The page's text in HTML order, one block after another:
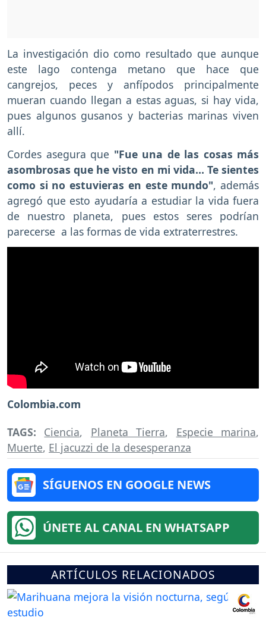
La investigación dio como resultado que aunque
este lago contenga metano que hace que
cangrejos, peces y anfípodos principalmente
mueran cuando llegan a estas aguas, si hay vida,
pues algunos gusanos y bacterias marinas viven
allí.
Cordes asegura que "Fue una de las cosas más
asombrosas que he visto en mi vida… Te sientes
como si no estuvieras en este mundo", además
agregó que esto ayudaría a estudiar la vida fuera
de nuestro planeta, pues estos seres podrían
parecerse a las formas de vida extraterrestres.
Colombia.com
TAGS: Ciencia, Planeta Tierra, Especie marina,
Muerte, El jacuzzi de la desesperanza
SÍGUENOS EN GOOGLE NEWS
ÚNETE AL CANAL EN WHATSAPP
ARTÍCULOS RELACIONADOS